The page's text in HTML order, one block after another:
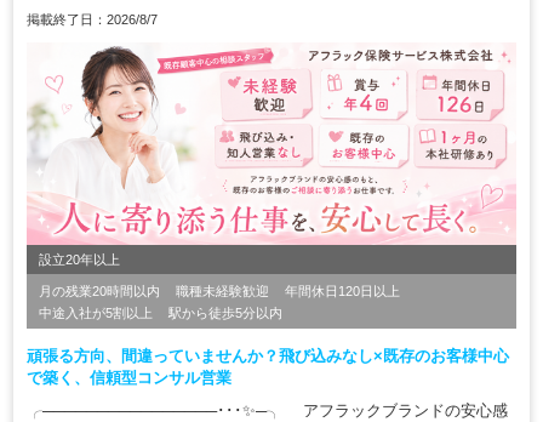
掲載終了日：2026/8/7
設立20年以上
月の残業20時間以内 職種未経験歓迎
年間休日120日以上
中途入社が5割以上
駅から徒歩5分以内
頑張る方向、間違っていませんか？飛び込みなし×既存のお客様中心
で築く、信頼型コンサル営業
╭────────────────･･･✨─╮ アフラックブランドの安心感